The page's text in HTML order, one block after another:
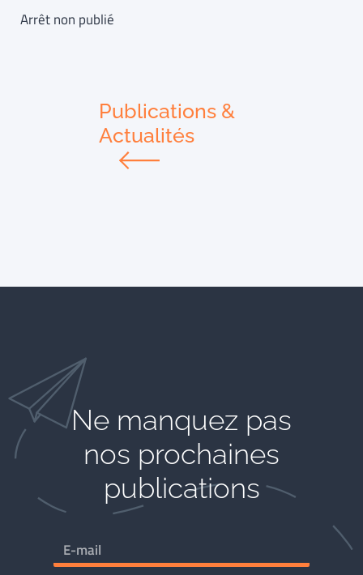
Arrêt non publié
Publications &
Actualités
Ne manquez pas
nos prochaines
publications